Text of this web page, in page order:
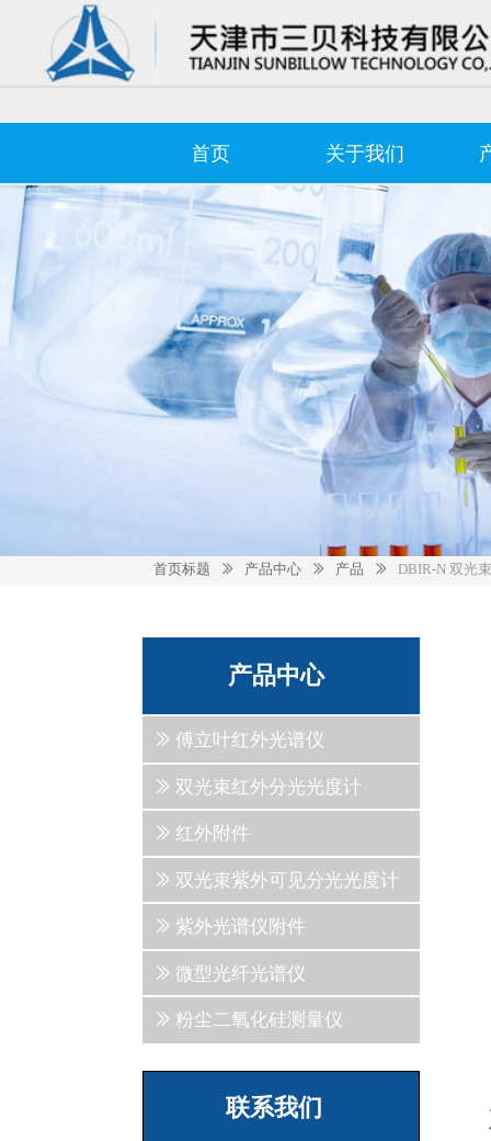
首页
首页
关于我们
关于我们
首页标题 ꅀ 产品中心 ꅀ 产品 ꅀ DBIR-N 双光
Control Render
产品中心
ꅀ 傅立叶红外光谱仪
ꅀ 双光束红外分光光度计
ꅀ 红外附件
ꅀ 双光束紫外可见分光光度计
ꅀ 紫外光谱仪附件
ꅀ 微型光纤光谱仪
ꅀ 粉尘二氧化硅测量仪
联系我们